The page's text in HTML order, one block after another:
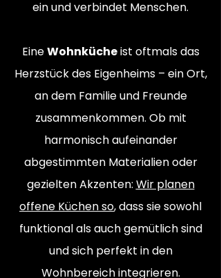
ein und verbindet Menschen.
EineWohnkücheist oftmals das
Herzstück des Eigenheims – ein Ort,
an dem Familie und Freunde
zusammenkommen. Ob mit
harmonisch aufeinander
abgestimmten Materialien oder
gezielten Akzenten: Wir planen
offene Küchen so, dass sie sowohl
funktional als auch gemütlich sind
und sich perfekt in den
Wohnbereich integrieren.